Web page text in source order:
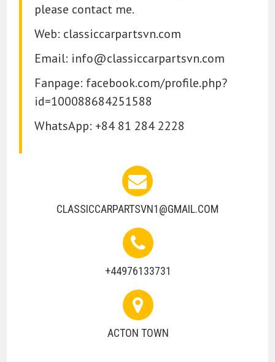
please contact me.
Web: classiccarpartsvn.com
Email: info@classiccarpartsvn.com
Fanpage: facebook.com/profile.php?
id=100088684251588
WhatsApp: +84 81 284 2228
CLASSICCARPARTSVN1@GMAIL.COM
+44976133731
ACTON TOWN